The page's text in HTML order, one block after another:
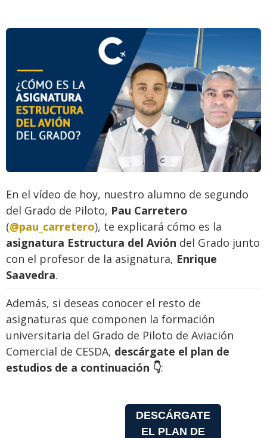
En el vídeo de hoy, nuestro alumno de segundo
del Grado de Piloto, Pau Carretero
(@pau_carretero), te explicará cómo es la
asignatura Estructura del Avión del Grado junto
con el profesor de la asignatura, Enrique
Saavedra.
Además, si deseas conocer el resto de
asignaturas que componen la formación
universitaria del Grado de Piloto de Aviación
Comercial de CESDA, descárgate el plan de
estudios de a continuación 👇:
DESCÁRGATE
EL PLAN DE